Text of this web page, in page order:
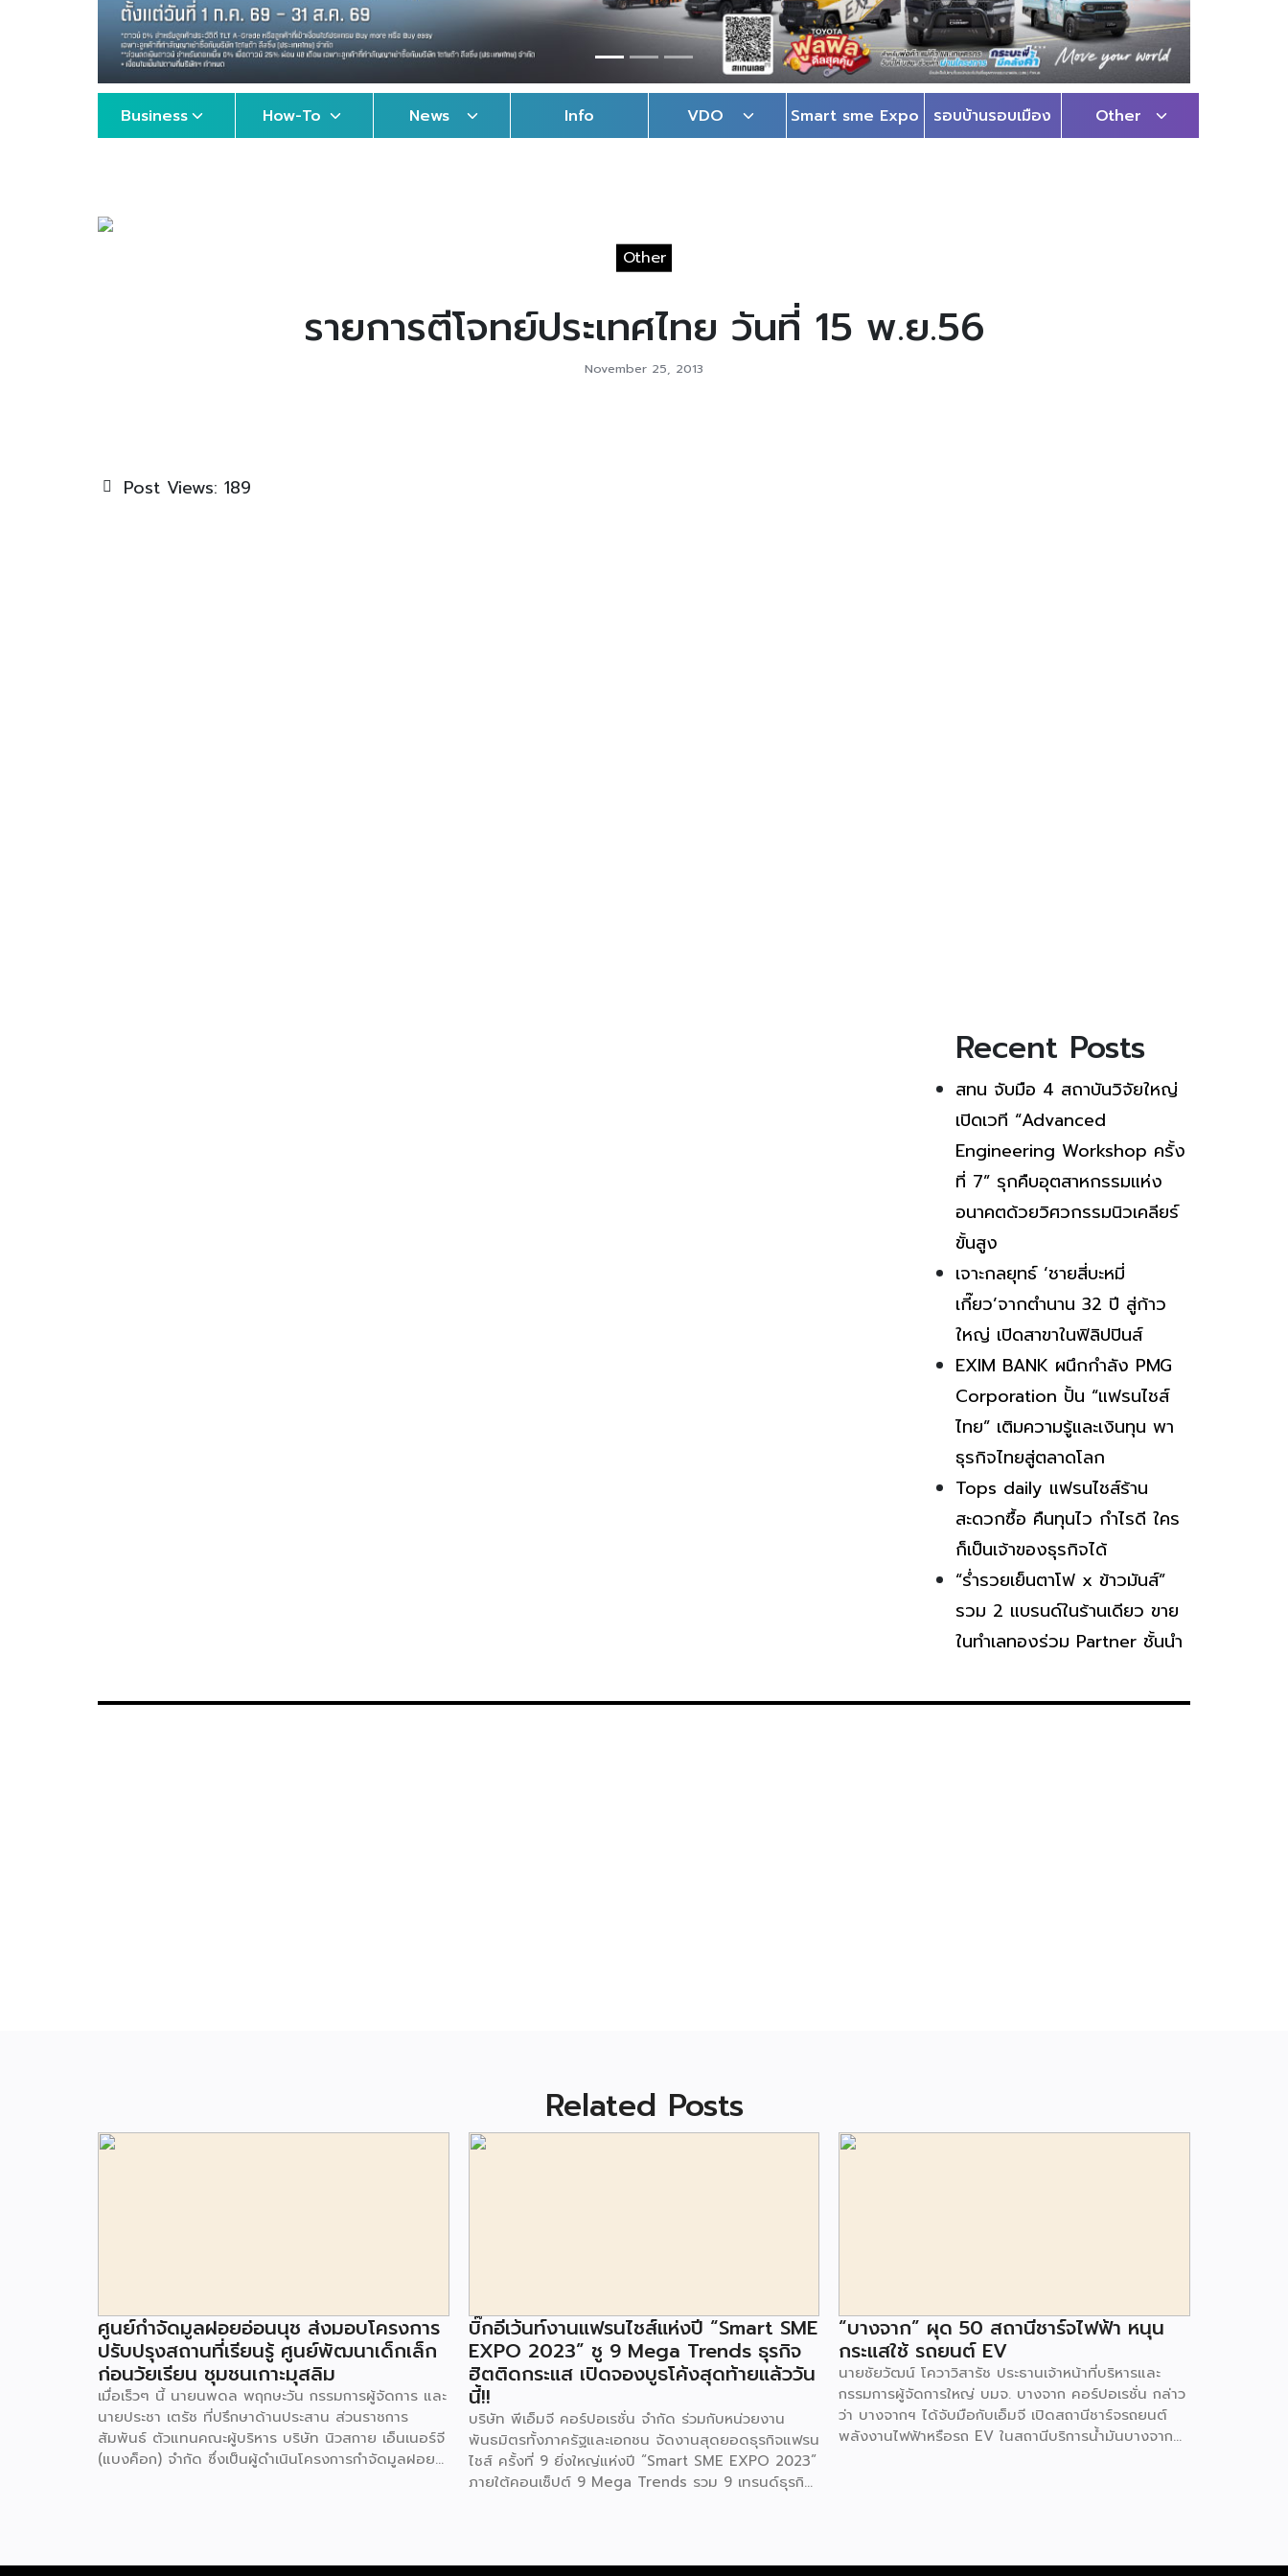
Business How-To News Info VDO Smart sme Expo รอบบ้านรอบเมือง Other
Other
รายการตีโจทย์ประเทศไทย วันที่ 15 พ.ย.56
November 25, 2013
Post Views: 189
Recent Posts
สทน จับมือ 4 สถาบันวิจัยใหญ่
เปิดเวที “Advanced
Engineering Workshop ครั้ง
ที่ 7” รุกคืบอุตสาหกรรมแห่ง
อนาคตด้วยวิศวกรรมนิวเคลียร์
ขั้นสูง
เจาะกลยุทธ์ ‘ชายสี่บะหมี่
เกี๊ยว’จากตำนาน 32 ปี สู่ก้าว
ใหญ่ เปิดสาขาในฟิลิปปินส์
EXIM BANK ผนึกกำลัง PMG
Corporation ปั้น “แฟรนไชส์
ไทย” เติมความรู้และเงินทุน พา
ธุรกิจไทยสู่ตลาดโลก
Tops daily แฟรนไชส์ร้าน
สะดวกซื้อ คืนทุนไว กำไรดี ใคร
ก็เป็นเจ้าของธุรกิจได้
“ร่ำรวยเย็นตาโฟ x ข้าวมันส์”
รวม 2 แบรนด์ในร้านเดียว ขาย
ในทำเลทองร่วม Partner ชั้นนำ
Related Posts
ศูนย์กำจัดมูลฝอยอ่อนนุช ส่งมอบโครงการ
ปรับปรุงสถานที่เรียนรู้ ศูนย์พัฒนาเด็กเล็ก
ก่อนวัยเรียน ชุมชนเกาะมุสลิม
เมื่อเร็วๆ นี้ นายนพดล พฤกษะวัน กรรมการผู้จัดการ และ
นายประชา เตรัช ที่ปรึกษาด้านประสาน ส่วนราชการ
สัมพันธ์ ตัวแทนคณะผู้บริหาร บริษัท นิวสกาย เอ็นเนอร์จี
(แบงค็อก) จํากัด ซึ่งเป็นผู้ดำเนินโครงการกำจัดมูลฝอย
ประเวศ เขตประเวศ กรุงเทพมหานคร ทั้งนี้โครงการ
บิ๊กอีเว้นท์งานแฟรนไชส์แห่งปี “Smart SME
EXPO 2023” ชู 9 Mega Trends ธุรกิจ
ฮิตติดกระแส เปิดจองบูธโค้งสุดท้ายแล้ววัน
นี้!!
บริษัท พีเอ็มจี คอร์ปอเรชั่น จำกัด ร่วมกับหน่วยงาน
พันธมิตรทั้งภาครัฐและเอกชน จัดงานสุดยอดธุรกิจแฟรน
ไชส์ ครั้งที่ 9 ยิ่งใหญ่แห่งปี “Smart SME EXPO 2023”
ภายใต้คอนเซ็ปต์ 9 Mega Trends รวม 9 เทรนด์ธุรกิจ
Health & Wellness Trends, E-Commerce
“บางจาก” ผุด 50 สถานีชาร์จไฟฟ้า หนุน
กระแสใช้ รถยนต์ EV
นายชัยวัฒน์ โควาวิสารัช ประธานเจ้าหน้าที่บริหารและ
กรรมการผู้จัดการใหญ่ บมจ. บางจาก คอร์ปอเรชั่น กล่าว
ว่า บางจากฯ ได้จับมือกับเอ็มจี เปิดสถานีชาร์จรถยนต์
พลังงานไฟฟ้าหรือรถ EV ในสถานีบริการน้ำมันบางจาก
จะทำให้สถานีบริการน้ำมันบางจากมีสถานีชาร์จรถ EV ทั้ง